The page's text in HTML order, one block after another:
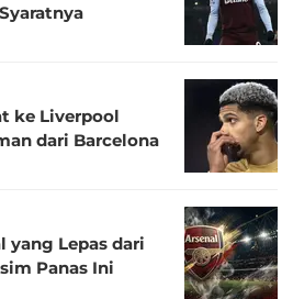
ke Liverpool
dari Barcelona
yang Lepas dari
Panas Ini